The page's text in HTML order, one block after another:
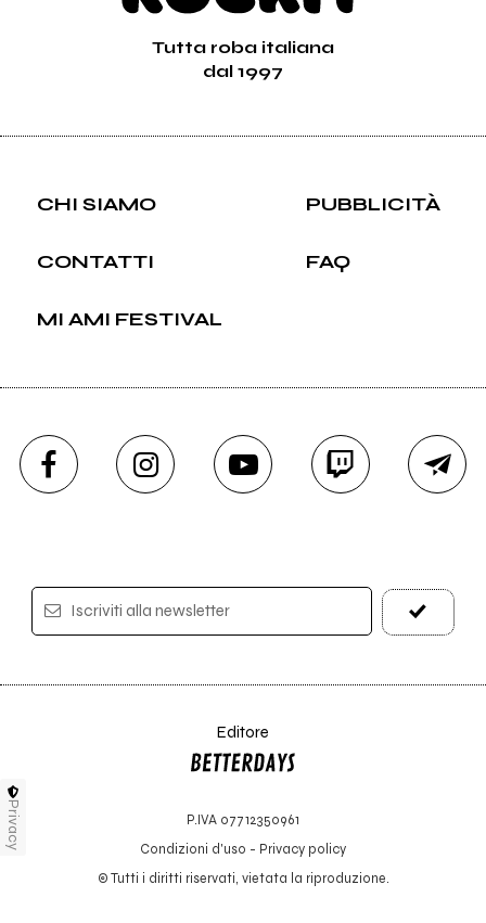
Tutta roba italiana
dal 1997
CHI SIAMO PUBBLICITÀ
CONTATTI FAQ
MI AMI FESTIVAL
Iscriviti alla newsletter
Editore
P.IVA 07712350961
Condizioni d'uso - Privacy policy
© Tutti i diritti riservati, vietata la riproduzione.
Privacy